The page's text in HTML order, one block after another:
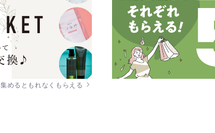
集めるともれなくもらえる